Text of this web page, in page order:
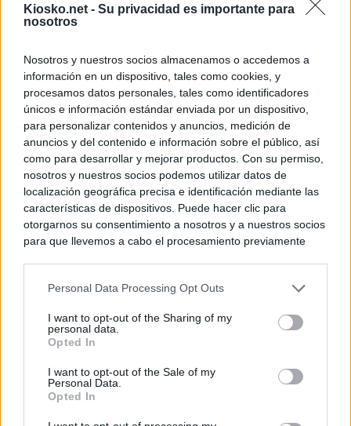
Kiosko.net - Su privacidad es importante para
nosotros
Nosotros y nuestros socios almacenamos o accedemos a
información en un dispositivo, tales como cookies, y
procesamos datos personales, tales como identificadores
únicos e información estándar enviada por un dispositivo,
para personalizar contenidos y anuncios, medición de
anuncios y del contenido e información sobre el público, así
como para desarrollar y mejorar productos. Con su permiso,
nosotros y nuestros socios podemos utilizar datos de
localización geográfica precisa e identificación mediante las
características de dispositivos. Puede hacer clic para
otorgarnos su consentimiento a nosotros y a nuestros socios
para que llevemos a cabo el procesamiento previamente
negar su consentimiento. Tenga en cuenta que algún
de su consentimiento, pero usted tiene el derecho de
rechazar tal procesamiento. Sus preferencias se aplicarán
cualquier momento entrando de nuevo en este sitio web o
visitando nuestra política de privacidad.
Personal Data Processing Opt Outs
I want to opt-out of the Sharing of my
personal data.
Opted In
I want to opt-out of the Sale of my
Personal Data.
Opted In